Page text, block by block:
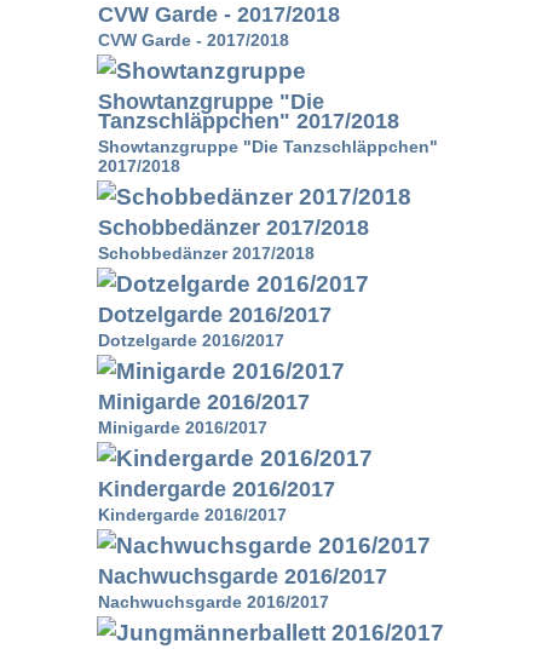
CVW Garde - 2017/2018
CVW Garde - 2017/2018
Showtanzgruppe "Die
Tanzschläppchen" 2017/2018
Showtanzgruppe "Die Tanzschläppchen"
2017/2018
Schobbedänzer 2017/2018
Schobbedänzer 2017/2018
Dotzelgarde 2016/2017
Dotzelgarde 2016/2017
Minigarde 2016/2017
Minigarde 2016/2017
Kindergarde 2016/2017
Kindergarde 2016/2017
Nachwuchsgarde 2016/2017
Nachwuchsgarde 2016/2017